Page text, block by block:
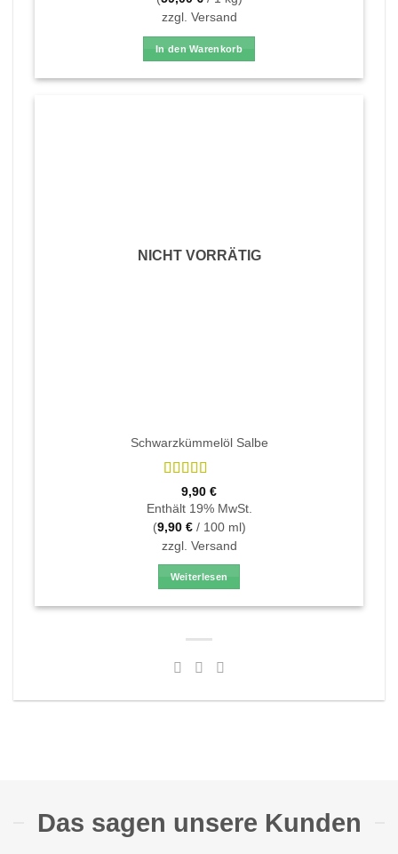
zzgl. Versand
In den Warenkorb
NICHT VORRÄTIG
Schwarzkümmelöl Salbe
Bewertet
mit4.75
von 5
9,90 €
Enthält 19% MwSt.
(9,90 €/ 100 ml)
zzgl. Versand
Weiterlesen
Das sagen unsere Kunden